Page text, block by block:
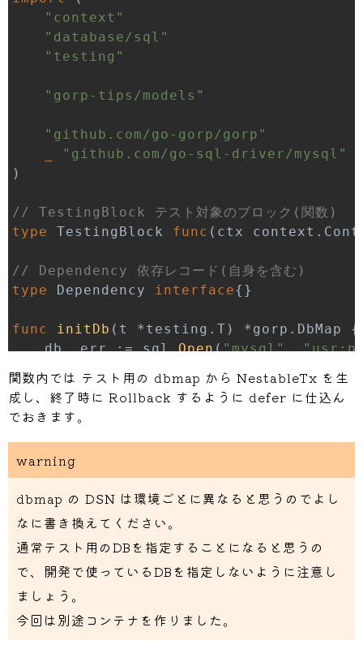
"context"
"database/sql"
"testing"
"gorp-tips/models"
"github.com/go-gorp/gorp"
"github.com/go-sql-driver/mysql"
)
// TestingBlock テスト対象のブロック(関数)
type
TestingBlock func ( ctx context .
// Dependency 依存レコード(自身を含む)
type
Dependency interface{ }
func initDb ( t * testing . T ) * gorp . DbMap {
	db
, err := sql.Open("mysql",
		t
. Fatalf ("Failed to connect db.
}
	dbmap
	models
.MapStructsToTables(dbmap)
return
// RunTest テストを実行する
func
RunTest(ctx context .Context , t
defer dbmap . Db.Close
)
// トランザクション作成
	tx
, err := dbmap. Begin
if err != nil {
関数内では テスト用の dbmap から NestableTx を生
成し、終了時に Rollback するように defer に仕込ん
でおきます。
warning
dbmap の DSN は環境ごとに異なると思うのでよし
なに書き換えてください。
通常テスト用のDBを指定することになると思うの
で、開発で使っているDBを指定しないように注意し
ましょう。
今回は別途コンテナを作りました。